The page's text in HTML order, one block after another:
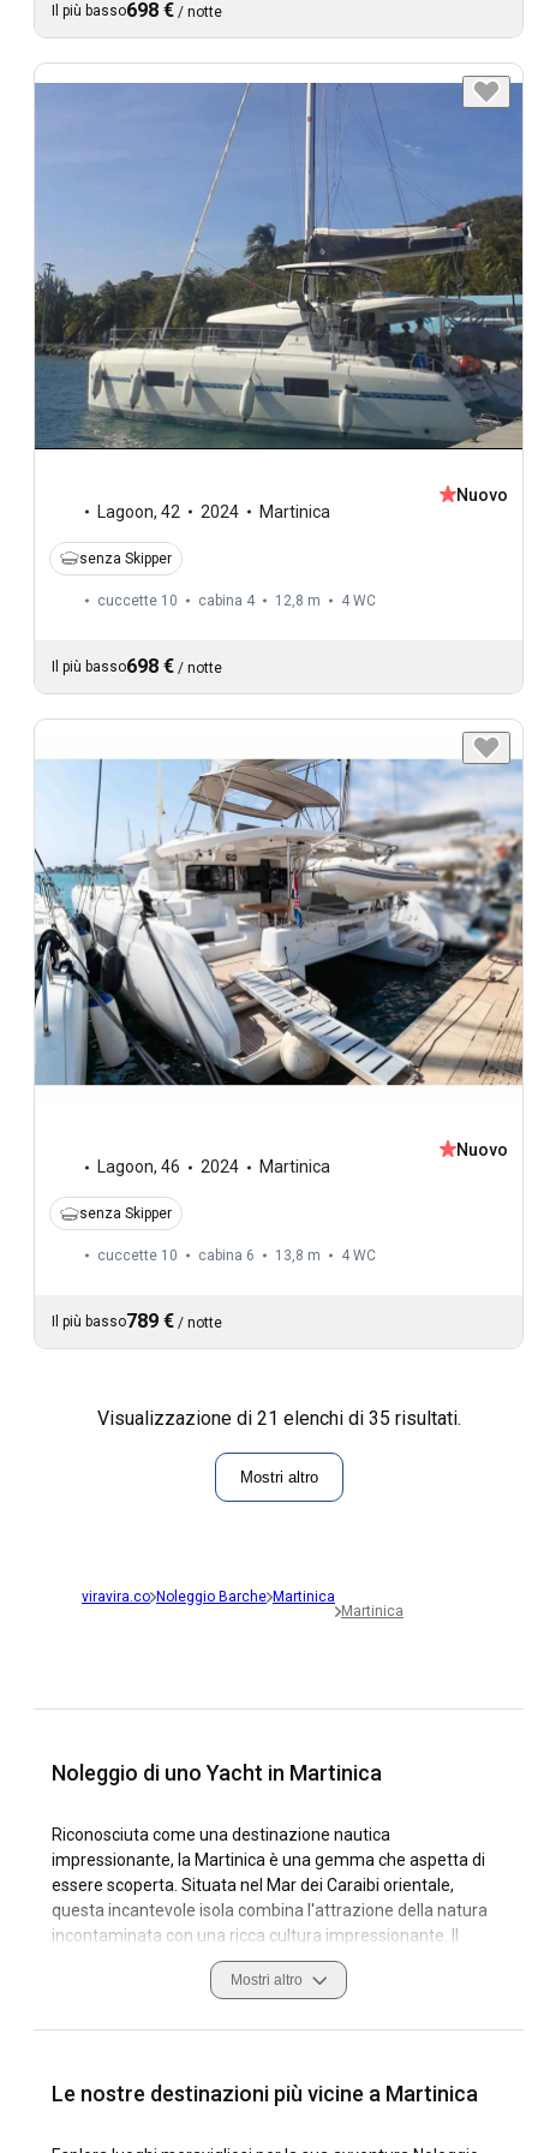
Il più basso698 € / notte
Lagoon, 42 2024 Martinica
Nuovo
senza Skipper
cuccette 10 cabina 4 12,8 m 4 WC
Il più basso698 € / notte
Lagoon, 46 2024 Martinica
Nuovo
senza Skipper
cuccette 10 cabina 6 13,8 m 4 WC
Il più basso789 € / notte
Visualizzazione di 21 elenchi di 35 risultati.
Mostri altro
viravira.co Noleggio Barche Martinica
Martinica
Noleggio di uno Yacht in Martinica
Riconosciuta come una destinazione nautica
impressionante, la Martinica è una gemma che aspetta di
essere scoperta. Situata nel Mar dei Caraibi orientale,
questa incantevole isola combina l'attrazione della natura
incontaminata con una ricca cultura impressionante. Il
noleggio di yacht ideale in Martinica rappresenta
un'esperienza di navigazione straordinaria, il luogo perfetto
e una vita marina impressionante, la costa della Martinica è
davvero all'altezza della sua reputazione di paradiso per i
Mostri altro
Le nostre destinazioni più vicine a Martinica